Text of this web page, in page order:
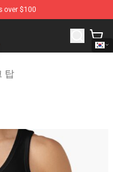
over $100
Merchandise Shop
탑